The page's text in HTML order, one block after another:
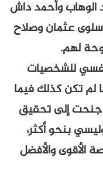
وأحمد داش
عثمان وصلاح
لهم.
للشخصيات
لم تكن كذلك فيما
إلى تحقيق
بنحو أكثر،
والأفضل